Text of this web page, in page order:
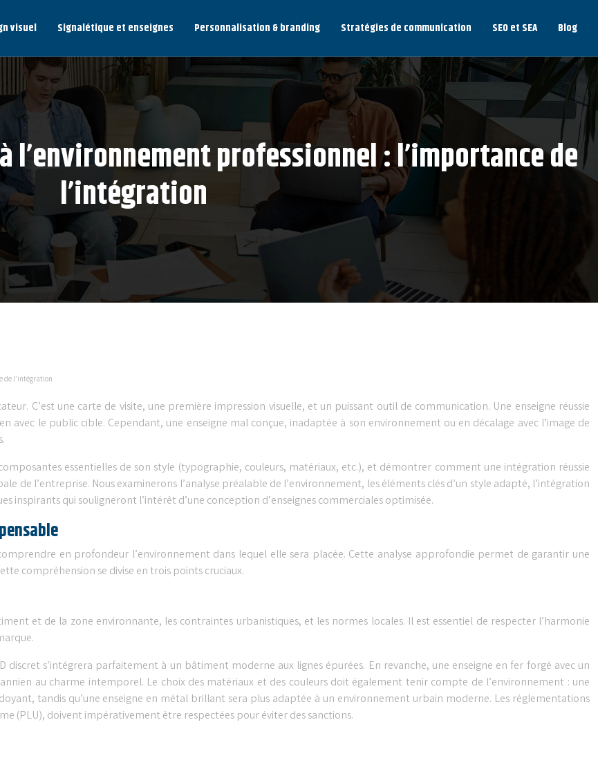
visuel Signalétique et enseignes Personnalisation & branding Stratégies de communication SEO et SEA Blog
l’environnement professionnel : l’importance de
l’intégration
de l’intégration
C’est une carte de visite, une première impression visuelle, et un puissant outil de communication. Une enseigne réussie
le public cible. Cependant, une enseigne mal conçue, inadaptée à son environnement ou en décalage avec l’image de
essentielles de son style (typographie, couleurs, matériaux, etc.), et démontrer comment une intégration réussie
de l’entreprise. Nous examinerons l’analyse préalable de l’environnement, les éléments clés d’un style adapté, l’intégration
inspirants qui souligneront l’intérêt d’une conception d’enseignes commerciales optimisée.
en profondeur l’environnement dans lequel elle sera placée. Cette analyse approfondie permet de garantir une
compréhension se divise en trois points cruciaux.
et de la zone environnante, les contraintes urbanistiques, et les normes locales. Il est essentiel de respecter l’harmonie
discret s’intégrera parfaitement à un bâtiment moderne aux lignes épurées. En revanche, une enseigne en fer forgé avec un
au charme intemporel. Le choix des matériaux et des couleurs doit également tenir compte de l’environnement : une
tandis qu’une enseigne en métal brillant sera plus adaptée à un environnement urbain moderne. Les réglementations
(PLU), doivent impérativement être respectées pour éviter des sanctions.